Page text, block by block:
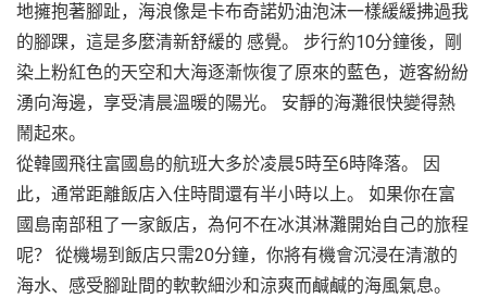
地擁抱著腳趾，海浪像是卡布奇諾奶油泡沫一樣緩緩拂過我
的腳踝，這是多麼清新舒緩的 感覺。 步行約10分鐘後，剛
染上粉紅色的天空和大海逐漸恢復了原來的藍色，遊客紛紛
湧向海邊，享受清晨溫暖的陽光。 安靜的海灘很快變得熱
鬧起來。
從韓國飛往富國島的航班大多於凌晨5時至6時降落。 因
此，通常距離飯店入住時間還有半小時以上。 如果你在富
國島南部租了一家飯店，為何不在冰淇淋灘開始自己的旅程
呢？ 從機場到飯店只需20分鐘，你將有機會沉浸在清澈的
海水、感受腳趾間的軟軟細沙和涼爽而鹹鹹的海風氣息。